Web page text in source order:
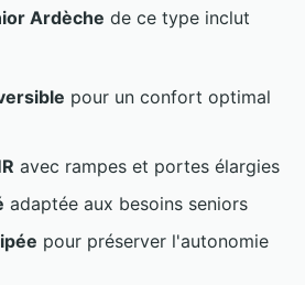
Ardèche de ce type inclut
pour un confort optimal
avec rampes et portes élargies
adaptée aux besoins seniors
pour préserver l'autonomie